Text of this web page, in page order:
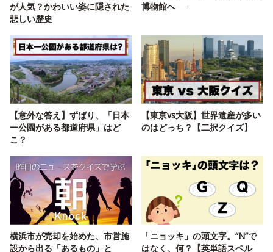
が人気？かわいい姿に隠された
悲しい歴史
博物館へ──
【意外な答え】ずばり、「日本
一公園がある都道府県」はど
こ？
【東京vs大阪】世界遺産が多い
のはどっち？【二択クイズ】
横浜市が売却を始めた、市営施
設から出る「あるもの」と
「ニョッキ」の頭文字。“N”で
はなく、何？【英単語スペル